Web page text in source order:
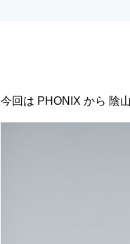
今回は PHONIX から 陰